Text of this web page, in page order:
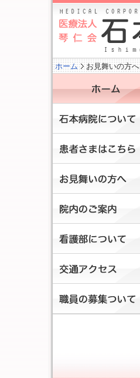
ホーム お見舞いの方へ